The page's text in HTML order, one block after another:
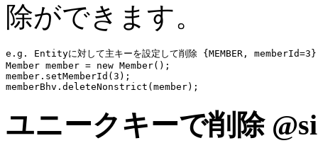
除ができます。
e.g. Entityに対して主キーを設定して削除 {MEMBER, memberId=3}
Member member = new Member();
member.setMemberId( 3
memberBhv
ユニークキーで削除